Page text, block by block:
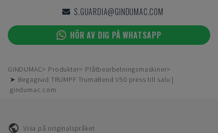
S.GUARDIA@GINDUMAC.COM
HÖR AV DIG PÅ WHATSAPP
GINDUMAC Produkter
Plåtbearbetningsmaskiner
➤ Begagnad TRUMPF TrumaBend V50 press till salu |
gindumac.com
Visa på originalspråket